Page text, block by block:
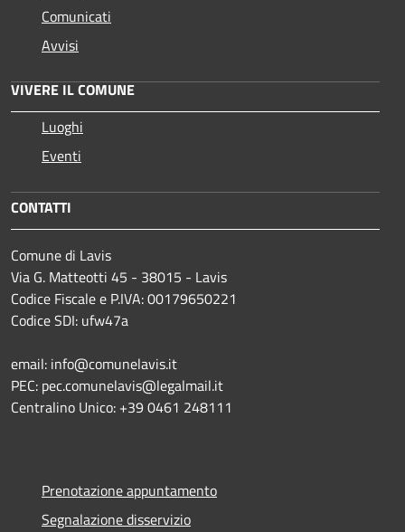
Comunicati
Avvisi
VIVERE IL COMUNE
Luoghi
Eventi
CONTATTI
Comune di Lavis
Via G. Matteotti 45 - 38015 - Lavis
Codice Fiscale e P.IVA: 00179650221
Codice SDI: ufw47a
email: info@comunelavis.it
PEC: pec.comunelavis@legalmail.it
Centralino Unico: +39 0461 248111
Prenotazione appuntamento
Segnalazione disservizio